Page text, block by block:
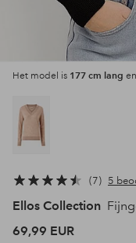
Het model is 177 cm lang
7 5
Ellos Collection
69,99 EUR